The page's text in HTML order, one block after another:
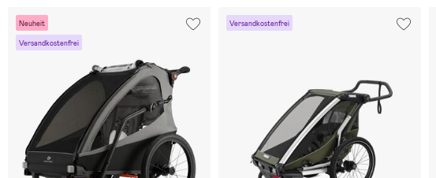
Neuheit
Versandkostenfrei
Versandkostenfrei